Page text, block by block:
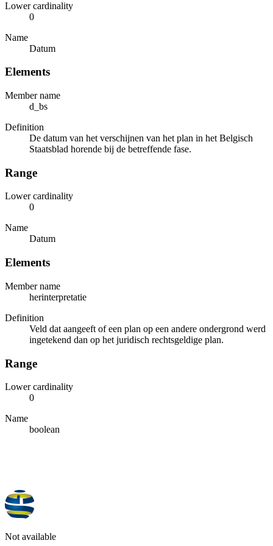
Lower cardinality
0
Name
Datum
Elements
Member name
d_bs
Definition
De datum van het verschijnen van het plan in het Belgisch
Staatsblad horende bij de betreffende fase.
Range
Lower cardinality
0
Name
Datum
Elements
Member name
herinterpretatie
Definition
Veld dat aangeeft of een plan op een andere ondergrond werd
ingetekend dan op het juridisch rechtsgeldige plan.
Range
Lower cardinality
0
Name
boolean
Not available